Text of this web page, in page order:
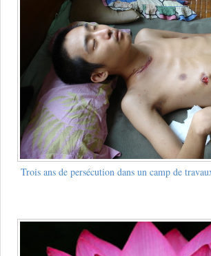
Trois ans de persécution dans un camp de